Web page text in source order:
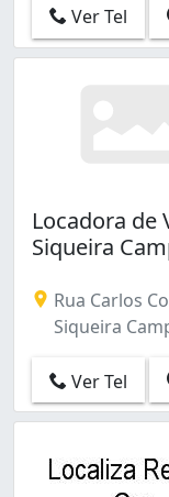
Ver Tel
Locadora de
Siqueira
Rua Carlos
Siqueira
Ver Tel